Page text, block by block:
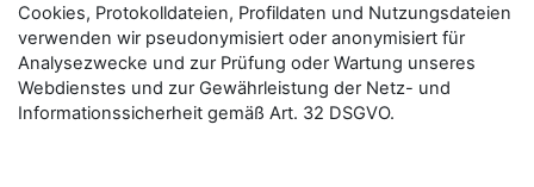
Cookies, Protokolldateien, Profildaten und Nutzungsdateien
verwenden wir pseudonymisiert oder anonymisiert für
Analysezwecke und zur Prüfung oder Wartung unseres
Webdienstes und zur Gewährleistung der Netz- und
Informationssicherheit gemäß Art. 32 DSGVO.